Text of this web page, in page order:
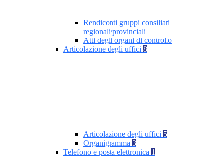
Rendiconti gruppi consiliari
regionali/provinciali
Atti degli organi di controllo
Articolazione degli uffici 8
Articolazione degli uffici 5
Organigramma 3
Telefono e posta elettronica 1